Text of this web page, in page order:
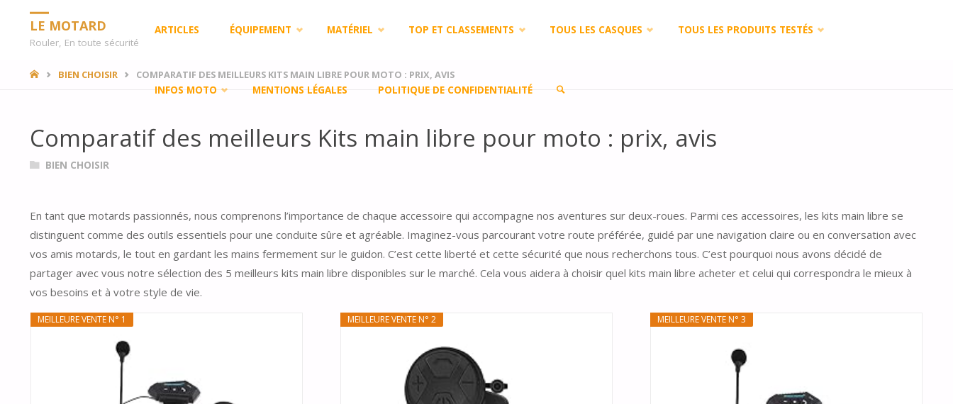
LE MOTARD
Rouler, En toute sécurité
content
ARTICLES ÉQUIPEMENT MATÉRIEL TOP ET CLASSEMENTS TOUS LES CASQUES TOUS LES PRODUITS TESTÉS
INFOS MOTO MENTIONS LÉGALES POLITIQUE DE CONFIDENTIALITÉ
SEARCH
HOMEBIEN CHOISIR COMPARATIF DES MEILLEURS KITS MAIN LIBRE POUR MOTO : PRIX, AVIS
Comparatif des meilleurs Kits main libre pour moto : prix, avis
BIEN CHOISIR
En tant que motards passionnés, nous comprenons l’importance de chaque accessoire qui accompagne nos aventures sur deux-roues. Parmi ces accessoires, les kits main libre se
distinguent comme des outils essentiels pour une conduite sûre et agréable. Imaginez-vous parcourant votre route préférée, guidé par une navigation claire ou en conversation avec
vos amis motards, le tout en gardant les mains fermement sur le guidon. C’est cette liberté et cette sécurité que nous recherchons tous. C’est pourquoi nous avons décidé de
partager avec vous notre sélection des 5 meilleurs kits main libre disponibles sur le marché. Cela vous aidera à choisir quel kits main libre acheter et celui qui correspondra le mieux à
vos besoins et à votre style de vie.
MEILLEURE VENTE N° 1 MEILLEURE VENTE N° 2 MEILLEURE VENTE N° 3